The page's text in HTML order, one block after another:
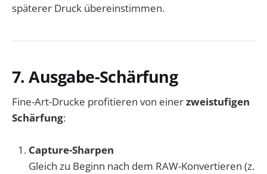
späterer Druck übereinstimmen.
7. Ausgabe-Schärfung
Fine-Art-Drucke profitieren von einerzweistufigen
Schärfung:
Capture-Sharpen
Gleich zu Beginn nach dem RAW-Konvertieren (z.